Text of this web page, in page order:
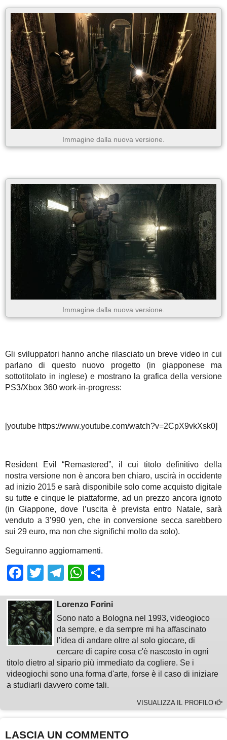
Immagine dalla nuova versione.
Immagine dalla nuova versione.
Gli sviluppatori hanno anche rilasciato un breve video in cui
parlano di questo nuovo progetto (in giapponese ma
sottotitolato in inglese) e mostrano la grafica della versione
PS3/Xbox 360 work-in-progress:
[youtube https://www.youtube.com/watch?v=2CpX9vkXsk0]
Resident Evil “Remastered”, il cui titolo definitivo della
nostra versione non è ancora ben chiaro, uscirà in occidente
ad inizio 2015 e sarà disponibile solo come acquisto digitale
su tutte e cinque le piattaforme, ad un prezzo ancora ignoto
(in Giappone, dove l’uscita è prevista entro Natale, sarà
venduto a 3’990 yen, che in conversione secca sarebbero
sui 29 euro, ma non che significhi molto da solo).
Seguiranno aggiornamenti.
Facebook
TwitterTelegram
WhatsApp
Lorenzo Forini
Sono nato a Bologna nel 1993, videogioco
da sempre, e da sempre mi ha affascinato
l'idea di andare oltre al solo giocare, di
cercare di capire cosa c'è nascosto in ogni
titolo dietro al sipario più immediato da cogliere. Se i
videogiochi sono una forma d'arte, forse è il caso di iniziare
a studiarli davvero come tali.
VISUALIZZA IL PROFILO
LASCIA UN COMMENTO